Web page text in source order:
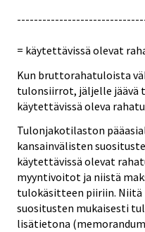
= käytettävissä olevat
Kun bruttorahatuloista
tulonsiirrot, jäljelle jäävä
käytettävissä oleva
Tulonjakotilaston
kansainvälisten
käytettävissä olevat
myyntivoitot ja niistä
tulokäsitteen piiriin. Niitä
suositusten mukaisesti
lisätietona